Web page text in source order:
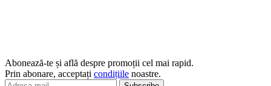
cu
desulfatare
Abonează-te și află despre promoții cel mai rapid.
Prin abonare, acceptați condițiile noastre.